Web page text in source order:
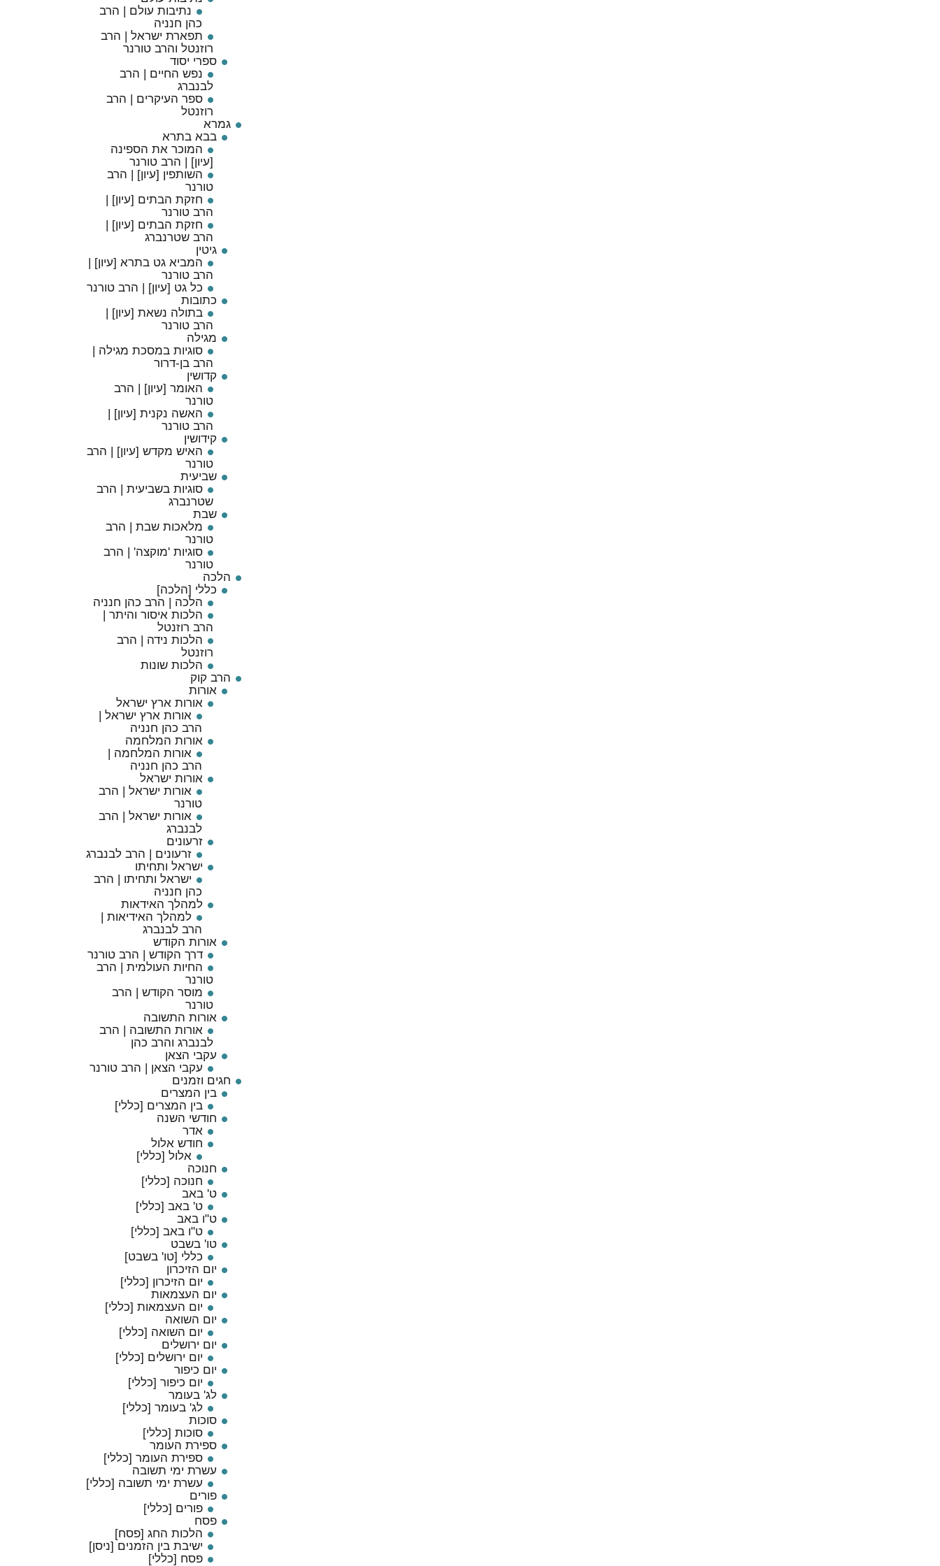
נתיבות עולם | הרב
כהן חנניה
תפארת ישראל | הרב
רוזנטל והרב טורנר
ספרי יסוד
נפש החיים | הרב
לבנברג
ספר העיקרים | הרב
רוזנטל
גמרא
בבא בתרא
המוכר את הספינה
[עיון] | הרב טורנר
השותפין [עיון] | הרב
טורנר
חזקת הבתים [עיון] |
הרב טורנר
חזקת הבתים [עיון] |
הרב שטרנברג
גיטין
המביא גט בתרא [עיון] |
הרב טורנר
כל גט [עיון] | הרב טורנר
כתובות
בתולה נשאת [עיון] |
הרב טורנר
מגילה
סוגיות במסכת מגילה |
הרב בן-דרור
קדושין
האומר [עיון] | הרב
טורנר
האשה נקנית [עיון] |
הרב טורנר
קידושין
האיש מקדש [עיון] | הרב
טורנר
שביעית
סוגיות בשביעית | הרב
שטרנברג
שבת
מלאכות שבת | הרב
טורנר
סוגיות 'מוקצה' | הרב
טורנר
הלכה
כללי [הלכה]
הלכה | הרב כהן חנניה
הלכות איסור והיתר |
הרב רוזנטל
הלכות נידה | הרב
רוזנטל
הלכות שונות
הרב קוק
אורות
אורות ארץ ישראל
אורות ארץ ישראל |
הרב כהן חנניה
אורות המלחמה
אורות המלחמה |
הרב כהן חנניה
אורות ישראל
אורות ישראל | הרב
טורנר
אורות ישראל | הרב
לבנברג
זרעונים
זרעונים | הרב לבנברג
ישראל ותחיתו
ישראל ותחיתו | הרב
כהן חנניה
למהלך האידאות
למהלך האידיאות |
הרב לבנברג
אורות הקודש
דרך הקודש | הרב טורנר
החיות העולמית | הרב
טורנר
מוסר הקודש | הרב
טורנר
אורות התשובה
אורות התשובה | הרב
לבנברג והרב כהן
עקבי הצאן
עקבי הצאן | הרב טורנר
חגים וזמנים
בין המצרים
בין המצרים [כללי]
חודשי השנה
אדר
חודש אלול
אלול [כללי]
חנוכה
חנוכה [כללי]
ט' באב
ט' באב [כללי]
ט"ו באב
ט"ו באב [כללי]
טו' בשבט
כללי [טו' בשבט]
יום הזיכרון
יום הזיכרון [כללי]
יום העצמאות
יום העצמאות [כללי]
יום השואה
יום השואה [כללי]
יום ירושלים
יום ירושלים [כללי]
יום כיפור
יום כיפור [כללי]
לג' בעומר
לג' בעומר [כללי]
סוכות
סוכות [כללי]
ספירת העומר
ספירת העומר [כללי]
עשרת ימי תשובה
עשרת ימי תשובה [כללי]
פורים
פורים [כללי]
פסח
הלכות החג [פסח]
ישיבת בין הזמנים [ניסן]
פסח [כללי]